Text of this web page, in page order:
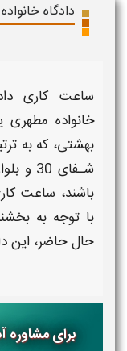
دادگاه
ساعت کاری
خانواده مطهری
بهشتی، که به
باشند، ساعت
با توجه به
حال حاضر، این
برای مشاوره